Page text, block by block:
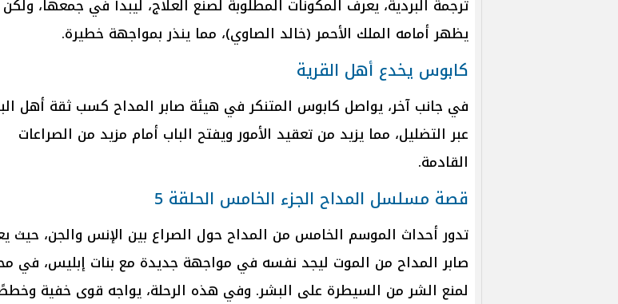
ترجمة البردية، يعرف المكونات المطلوبة لصنع العلاج، ليبدأ في جمعها،
يظهر أمامه الملك الأحمر (خالد الصاوي)، مما ينذر بمواجهة خطيرة.
كابوس يخدع أهل القرية
في جانب آخر، يواصل كابوس المتنكر في هيئة صابر المداح كسب ثقة أهل
عبر التضليل، مما يزيد من تعقيد الأمور ويفتح الباب أمام مزيد من الصراعات
القادمة.
قصة مسلسل المداح الجزء الخامس الحلقة 5
تدور أحداث الموسم الخامس من المداح حول الصراع بين الإنس والجن، حيث
صابر المداح من الموت ليجد نفسه في مواجهة جديدة مع بنات إبليس، في
لمنع الشر من السيطرة على البشر. وفي هذه الرحلة، يواجه قوى خفية